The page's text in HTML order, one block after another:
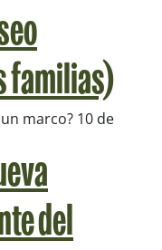
familias)
marco? 10 de
del